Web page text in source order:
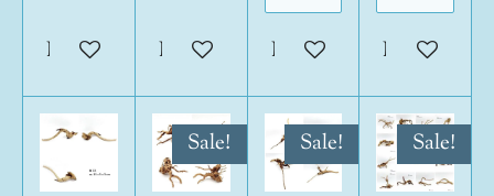
In den WarenkorbIn den WarenkorbIn den Warenkorb
In den
Sale! Sale! Sale!